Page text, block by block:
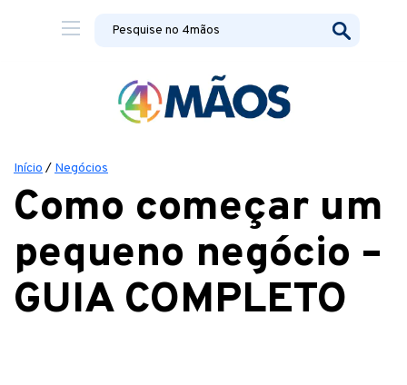
Início / Negócios
Como começar um
pequeno negócio –
GUIA COMPLETO